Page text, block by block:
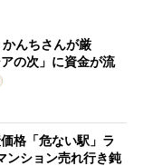
かんちさんが厳
の次」に資金が流
格「危ない駅」ラ
ンション売れ行き鈍